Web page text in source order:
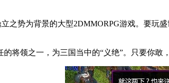
势为背景的大型2DMMORPG游戏。要玩
领之一，为三国当中的“义绝”。只要你敢